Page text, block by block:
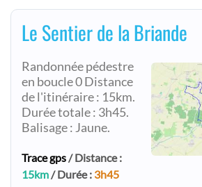
Le Sentier de la Briande
Randonnée pédestre
en boucle 0 Distance
de l'itinéraire : 15km.
Durée totale : 3h45.
Balisage : Jaune.
Trace gps/ Distance :
15km/ Durée : 3h45